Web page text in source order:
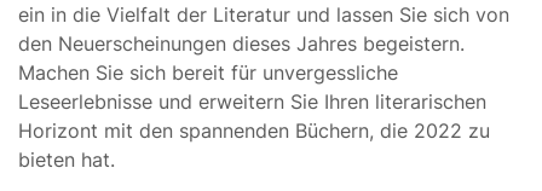
ein in die Vielfalt der Literatur und lassen Sie sich von
den Neuerscheinungen dieses Jahres begeistern.
Machen Sie sich bereit für unvergessliche
Leseerlebnisse und erweitern Sie Ihren literarischen
Horizont mit den spannenden Büchern, die 2022 zu
bieten hat.